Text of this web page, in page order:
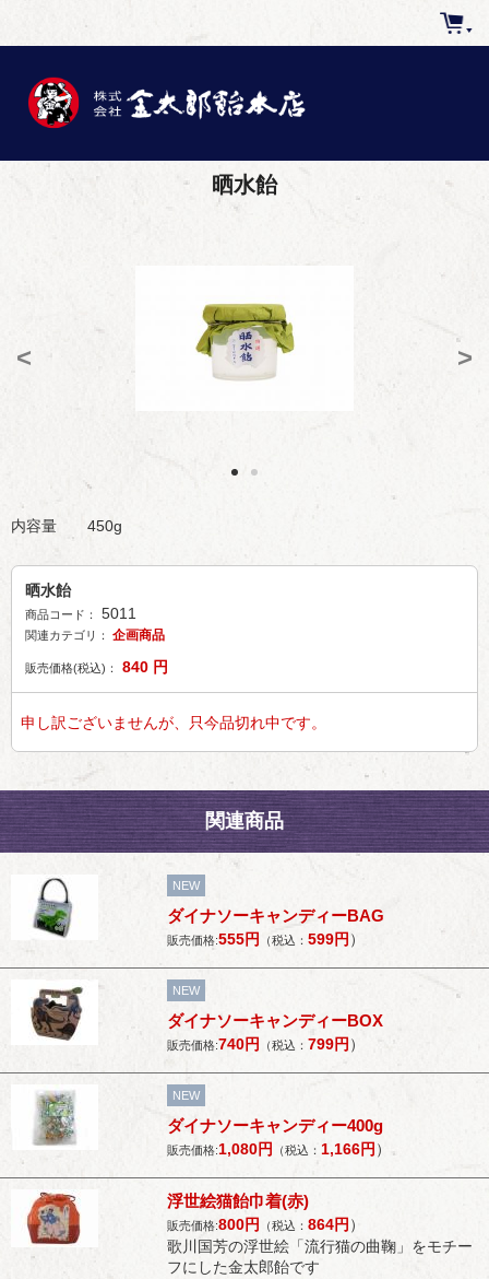
晒水飴
< >
内容量 450g
晒水飴
商品コード： 5011
関連カテゴリ： 企画商品
販売価格(税込)： 840 円
申し訳ございませんが、只今品切れ中です。
関連商品
NEW
ダイナソーキャンディーBAG
販売価格:555円 （税込： 599円 ）
NEW
ダイナソーキャンディーBOX
販売価格:740円 （税込： 799円 ）
NEW
ダイナソーキャンディー400g
販売価格:1,080円 （税込： 1,166円 ）
浮世絵猫飴巾着(赤)
販売価格:800円 （税込： 864円 ）
歌川国芳の浮世絵「流行猫の曲鞠」をモチー
フにした金太郎飴です